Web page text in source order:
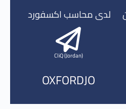
لدى محاسب اكسفورد
CliQ (Jordan)
OXFORDJO